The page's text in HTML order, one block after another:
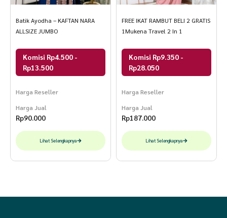
Batik Ayodha – KAFTAN NARA
ALLSIZE JUMBO
Komisi Rp4.500 -
Rp13.500
Harga Reseller
Harga Jual
Rp90.000
Lihat Selengkapnya
FREE IKAT RAMBUT BELI 2 GRATIS
1Mukena Travel 2 In 1
Komisi Rp9.350 -
Rp28.050
Harga Reseller
Harga Jual
Rp187.000
Lihat Selengkapnya